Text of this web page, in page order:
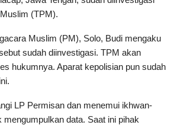
(TPM).
Muslim (PM), Solo, Budi mengaku
sudah diinvestigasi. TPM akan
hukumnya. Aparat kepolisian pun sudah
LP Permisan dan menemui ikhwan-
mengumpulkan data. Saat ini pihak